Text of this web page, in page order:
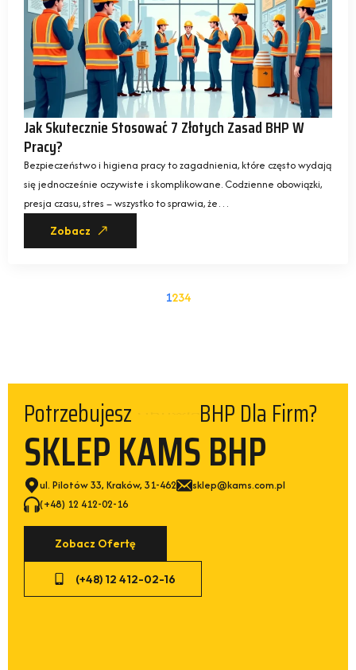
Jak Skutecznie Stosować 7 Złotych Zasad BHP W
Pracy?
Bezpieczeństwo i higiena pracy to zagadnienia, które często wydają
się jednocześnie oczywiste i skomplikowane. Codzienne obowiązki,
presja czasu, stres – wszystko to sprawia, że…
Zobacz
1234
Potrzebujesz BHP Dla Firm?
SKLEP KAMS BHP
ul. Pilotów 33, Kraków, 31-462
sklep@kams.com.pl
(+48) 12 412-02-16
Zobacz Ofertę
(+48) 12 412-02-16